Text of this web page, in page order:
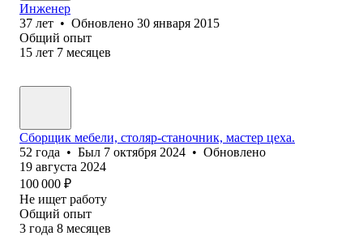
Инженер
37 лет • Обновлено 30 января 2015
Общий опыт
15 лет 7 месяцев
Сборщик мебели, столяр-станочник, мастер цеха.
52 года • Был 7 октября 2024 • Обновлено
19 августа 2024
100 000 ₽
Не ищет работу
Общий опыт
3 года 8 месяцев